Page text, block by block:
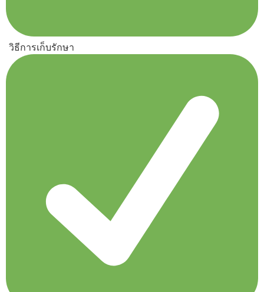
วิธีการเก็บรักษา